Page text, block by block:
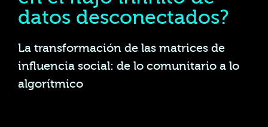
datos desconectados?
La transformación de las matrices de
influencia social: de lo comunitario a lo
algorítmico